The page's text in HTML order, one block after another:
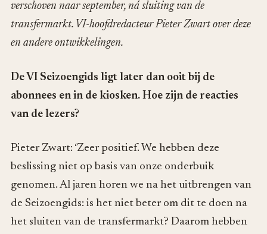
verschoven naar september, ná sluiting van de
transfermarkt. VI-hoofdredacteur Pieter Zwart over deze
en andere ontwikkelingen.
De VI Seizoengids ligt later dan ooit bij de
abonnees en in de kiosken. Hoe zijn de reacties
van de lezers?
Pieter Zwart: ‘Zeer positief. We hebben deze
beslissing niet op basis van onze onderbuik
genomen. Al jaren horen we na het uitbrengen van
de Seizoengids: is het niet beter om dit te doen na
het sluiten van de transfermarkt? Daarom hebben